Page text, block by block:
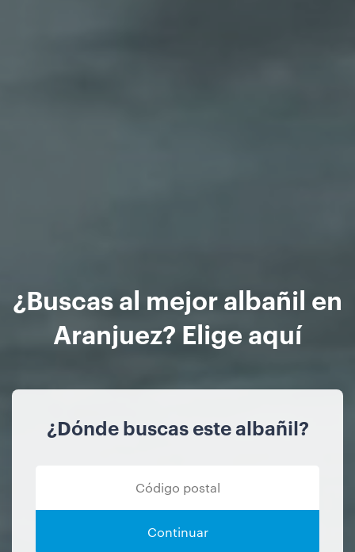
¿Buscas al mejor albañil en
Aranjuez? Elige aquí
¿Dónde buscas este albañil?
Continuar